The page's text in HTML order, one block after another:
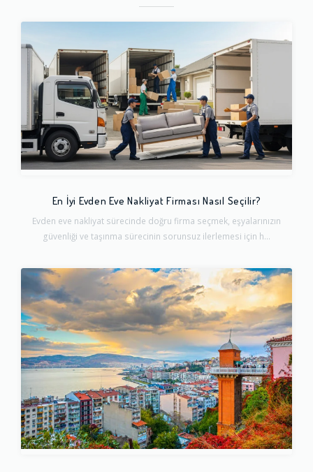
En İyi Evden Eve Nakliyat Firması Nasıl Seçilir?
Evden eve nakliyat sürecinde doğru firma seçmek, eşyalarınızın
güvenliği ve taşınma sürecinin sorunsuz ilerlemesi için h...